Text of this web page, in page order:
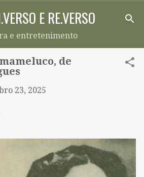
o conteúdo principal
E RE.VERSO
e entretenimento
de
23, 2025